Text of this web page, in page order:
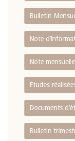
Bulletin
Note
Note
Etudes
Documents
Bulletin